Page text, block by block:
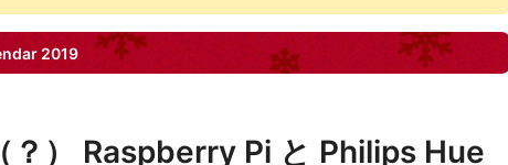
2019
？） Raspberry Pi と Philips Hue